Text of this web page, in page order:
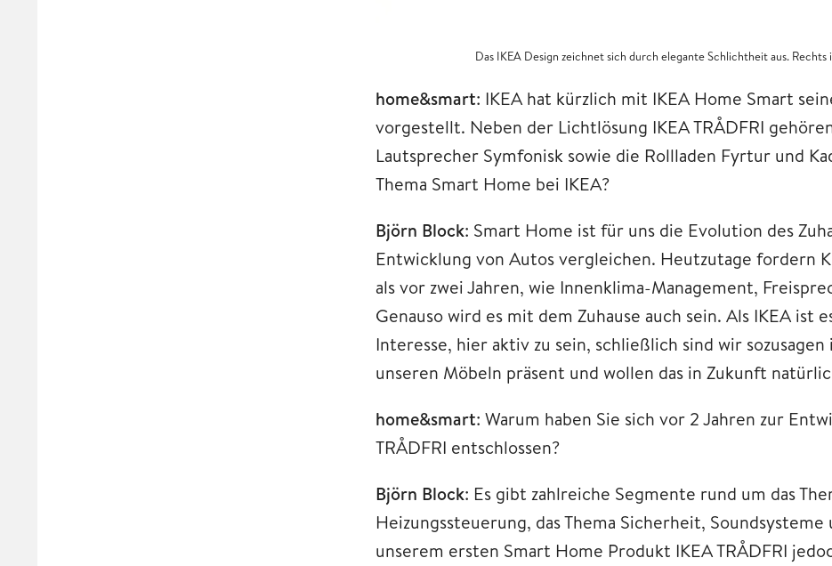
Das IKEA Design zeichnet sich durch elegante Schlichtheit aus.
home&smart: IKEA hat kürzlich mit IKEA Home Smart
vorgestellt. Neben der Lichtlösung IKEA TRÅDFRI
Lautsprecher Symfonisk sowie die Rollladen Fyrtur und
Thema Smart Home bei IKEA?
Björn Block: Smart Home ist für uns die Evolution des
Entwicklung von Autos vergleichen. Heutzutage fordern
als vor zwei Jahren, wie Innenklima-Management,
Genauso wird es mit dem Zuhause auch sein. Als IKEA ist
Interesse, hier aktiv zu sein, schließlich sind wir
unseren Möbeln präsent und wollen das in Zukunft
home&smart: Warum haben Sie sich vor 2 Jahren zur
TRÅDFRI entschlossen?
Björn Block: Es gibt zahlreiche Segmente rund um das
Heizungssteuerung, das Thema Sicherheit,
unserem ersten Smart Home Produkt IKEA TRÅDFRI